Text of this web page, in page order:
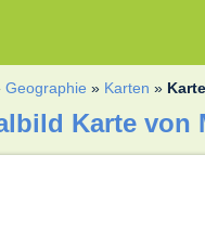
Geographie » Karten »
Karte von